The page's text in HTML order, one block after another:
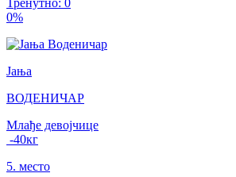
0%
Јања
ВОДЕНИЧАР
Млађе девојчице
-40кг
5. место